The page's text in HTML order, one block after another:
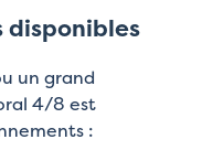
disponibles
un grand
4/8 est
: